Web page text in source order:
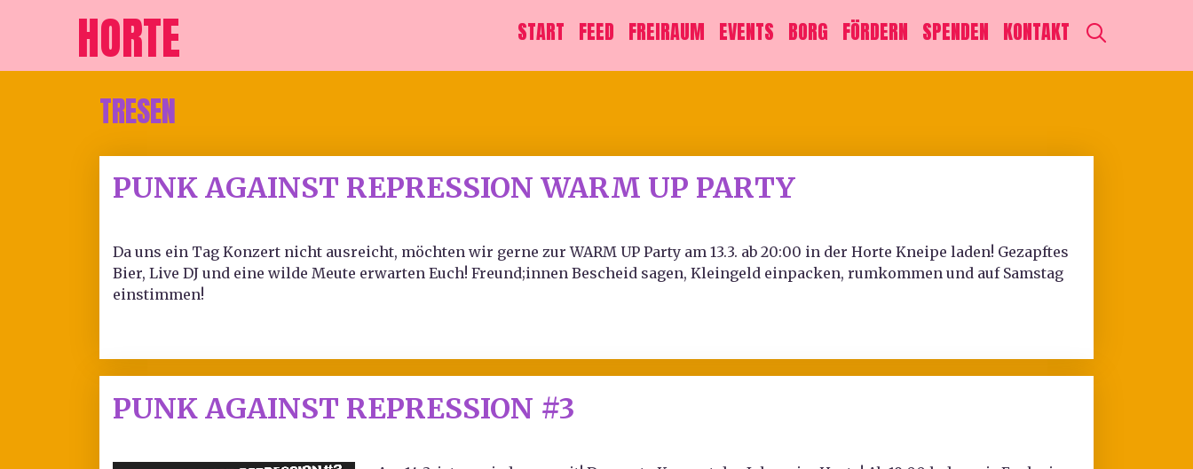
HORTE START FEED FREIRAUM EVENTS BORG FÖRDERN SPENDEN KONTAKT
TRESEN
PUNK AGAINST REPRESSION WARM UP PARTY
Da uns ein Tag Konzert nicht ausreicht, möchten wir gerne zur WARM UP Party am 13.3. ab 20:00 in der Horte Kneipe laden! Gezapftes
Bier, Live DJ und eine wilde Meute erwarten Euch! Freund;innen Bescheid sagen, Kleingeld einpacken, rumkommen und auf Samstag
einstimmen!
PUNK AGAINST REPRESSION #3